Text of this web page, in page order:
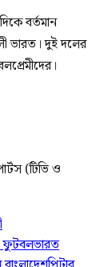
বর্তমান
ভারত। দুই দলের
(টিভি ও
ফুটবলভারত